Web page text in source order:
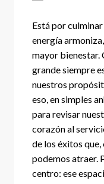
Está por
energía
mayor bienestar.
grande siempre
nuestros
eso, en simples
para revisar
corazón al
de los éxitos que,
podemos atraer.
centro: ese